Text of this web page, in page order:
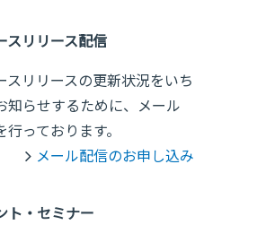
スリリース配信
スリリースの更新状況をいち
知らせするために、メール
行っております。
メール配信のお申し込み
ト・セミナー